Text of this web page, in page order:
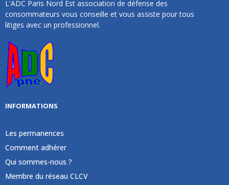
L'ADC Paris Nord Est association de défense des
consommateurs vous conseille et vous assiste pour tous
litiges avec un professionnel.
INFORMATIONS
Les permanences
Comment adhérer
Qui sommes-nous ?
Membre du réseau CLCV